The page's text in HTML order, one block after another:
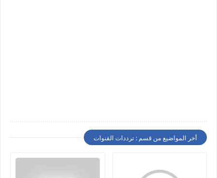
أخر المواضيع من قسم : ترددات القنوات